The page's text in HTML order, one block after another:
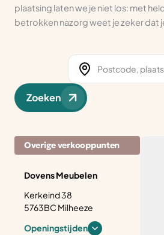
plaatsing laten we je niet los: met
betrokken nazorg weet je zeker dat
Zoeken
Overige verkooppunten
Dovens Meubelen
Kerkeind 38
5763BC Milheeze
Openingstijden